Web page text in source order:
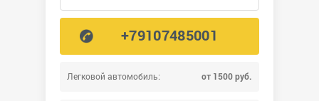
Легковой автомобиль: от 1500 руб.
+79107485001